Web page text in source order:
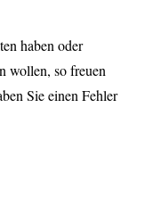
haben oder
wollen, so freuen
Sie einen Fehler